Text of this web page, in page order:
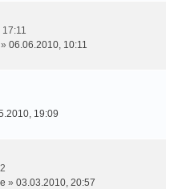
» 06.06.2010, 10:11
19:09
» 03.03.2010, 20:57